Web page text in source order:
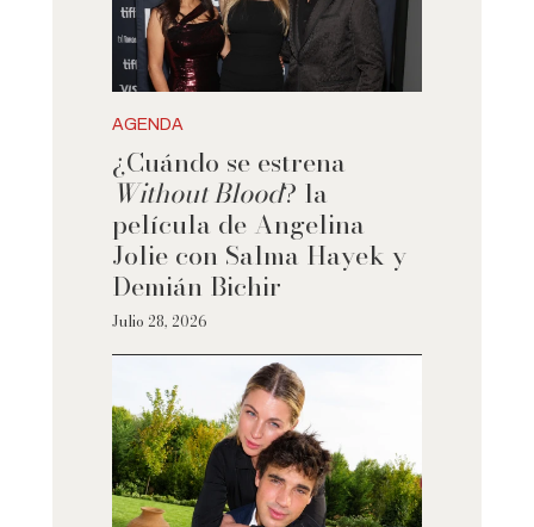
AGENDA
¿Cuándo se estrena
Without Blood? la
película de Angelina
Jolie con Salma Hayek y
Demián Bichir
Julio 28, 2026